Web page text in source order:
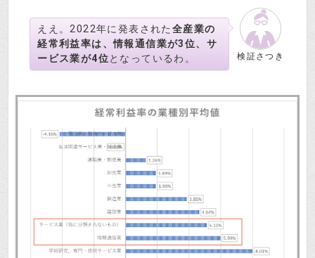
検証さつき
ええ。2022年に発表された 全産業の
経常利益率は、情報通信業が3位、サ
ービス業が4位となっているわ。